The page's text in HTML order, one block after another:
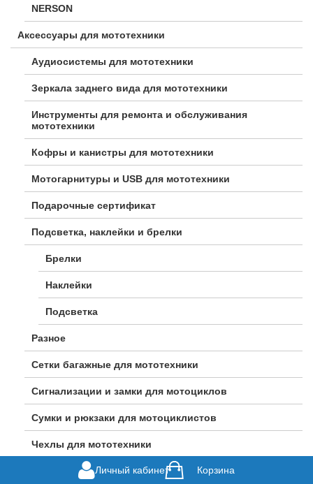
NERSON
Аксессуары для мототехники
Аудиосистемы для мототехники
Зеркала заднего вида для мототехники
Инструменты для ремонта и обслуживания
мототехники
Кофры и канистры для мототехники
Мотогарнитуры и USB для мототехники
Подарочные сертификат
Подсветка, наклейки и брелки
Брелки
Наклейки
Подсветка
Разное
Сетки багажные для мототехники
Сигнализации и замки для мотоциклов
Сумки и рюкзаки для мотоциклистов
Чехлы для мототехники
Велосипеды Личный кабинет Корзина